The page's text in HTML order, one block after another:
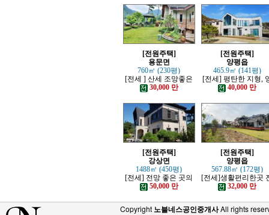
[전원주택]
용문면
760㎡ (230평)
[전세 ] 산세 조망좋은
정원 예쁜, 단층주택
30,000 만
[전원주택]
양평읍
465.9㎡ (141평)
[전세] 평탄한 지형,
평시내 차량 접근성
수한 전원주택
40,000 만
[전원주택]
강상면
1488㎡ (450평)
[전세] 전망 좋은 곳의
고급 전원주택
50,000 만
[전원주택]
양평읍
567.88㎡ (172평)
[전세]생활편리한곳
망트인 전원주택
32,000 만
Copyright 노블네스공인중개사All rights